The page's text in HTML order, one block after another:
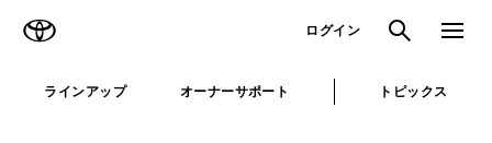
ログイン 検索 メニュ
ラインアップ オーナーサポート トピックス